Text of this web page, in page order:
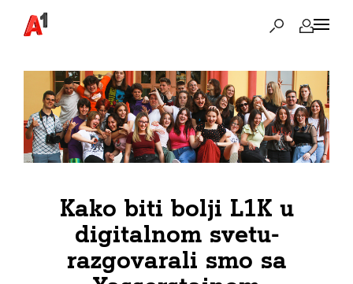
Kako biti bolji L1K u
digitalnom svetu-
razgovarali smo sa